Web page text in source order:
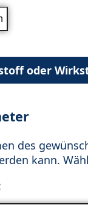
oder
des
kann.